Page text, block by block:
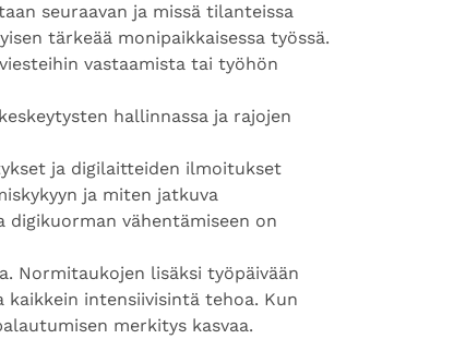
seuraavan ja missä tilanteissa
tärkeää monipaikkaisessa työssä.
vastaamista tai työhön
hallinnassa ja rajojen
ja digilaitteiden ilmoitukset
ja miten jatkuva
digikuorman vähentämiseen on
Normitaukojen lisäksi työpäivään
intensiivisintä tehoa. Kun
merkitys kasvaa.